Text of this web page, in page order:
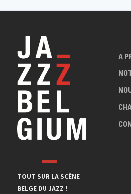
TOUT SUR LA SCÈNE
BELGE DU JAZZ !
A